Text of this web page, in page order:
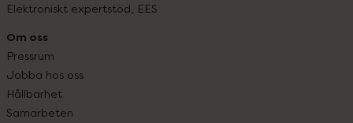
Elektroniskt expertstöd, EES
Om oss
Pressrum
Jobba hos oss
Hållbarhet
Samarbeten